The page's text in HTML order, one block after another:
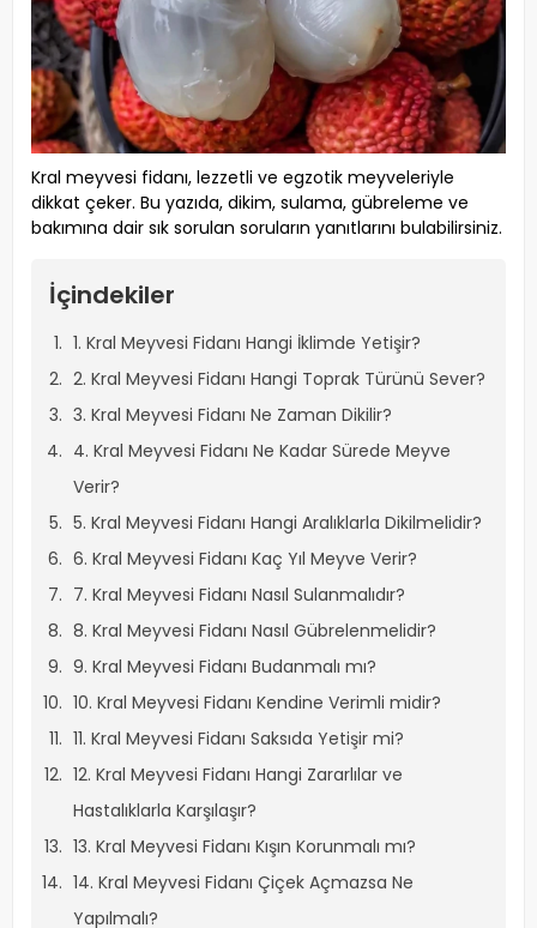
Kral meyvesi fidanı, lezzetli ve egzotik meyveleriyle
dikkat çeker. Bu yazıda, dikim, sulama, gübreleme ve
bakımına dair sık sorulan soruların yanıtlarını bulabilirsiniz.
İçindekiler
1. Kral Meyvesi Fidanı Hangi İklimde Yetişir?
2. Kral Meyvesi Fidanı Hangi Toprak Türünü Sever?
3. Kral Meyvesi Fidanı Ne Zaman Dikilir?
4. Kral Meyvesi Fidanı Ne Kadar Sürede Meyve
Verir?
5. Kral Meyvesi Fidanı Hangi Aralıklarla Dikilmelidir?
6. Kral Meyvesi Fidanı Kaç Yıl Meyve Verir?
7. Kral Meyvesi Fidanı Nasıl Sulanmalıdır?
8. Kral Meyvesi Fidanı Nasıl Gübrelenmelidir?
9. Kral Meyvesi Fidanı Budanmalı mı?
10. Kral Meyvesi Fidanı Kendine Verimli midir?
11. Kral Meyvesi Fidanı Saksıda Yetişir mi?
12. Kral Meyvesi Fidanı Hangi Zararlılar ve
Hastalıklarla Karşılaşır?
13. Kral Meyvesi Fidanı Kışın Korunmalı mı?
14. Kral Meyvesi Fidanı Çiçek Açmazsa Ne
Yapılmalı?